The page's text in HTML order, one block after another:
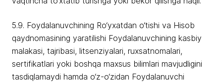
5.9. Foydalanuvchining Ro‘yxatdan o‘tishi va Hisob
qaydnomasining yaratilishi Foydalanuvchining kasbiy
malakasi, tajribasi, litsenziyalari, ruxsatnomalari,
sertifikatlari yoki boshqa maxsus bilimlari mavjudligini
tasdiqlamaydi hamda o‘z-o‘zidan Foydalanuvchi